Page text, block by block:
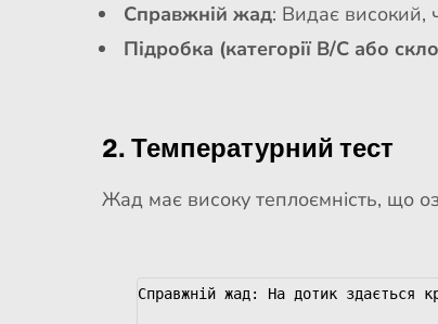
Справжній жад: Видає високий,
Підробка (категорії B/C або
2. Температурний тест
Жад має високу теплоємність, що
Справжній жад: На дотик здається